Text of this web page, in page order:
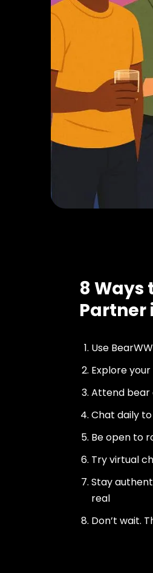
8 Ways
Partner
Use
Explore
Attend bear
Chat daily
Be open to
Try virtual
Stay
real
Don’t wait.